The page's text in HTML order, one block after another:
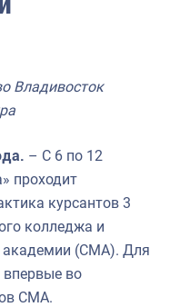
ценностей
Владивосток
– С 6 по 12
проходит
курсантов 3
колледжа и
академии (СМА). Для
впервые во
СМА.